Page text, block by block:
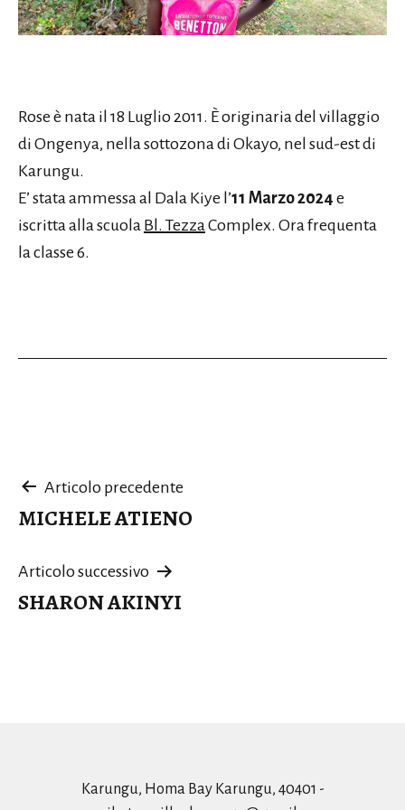
Rose è nata il 18 Luglio 2011. È originaria del villaggio
di Ongenya, nella sottozona di Okayo, nel sud-est di
Karungu.
E’ stata ammessa al Dala Kiye l’11 Marzo 2024 e
iscritta alla scuola Bl. Tezza Complex. Ora frequenta
la classe 6.
Navigazione
articoli
Articolo precedente
MICHELE ATIENO
Articolo successivo
SHARON AKINYI
Karungu, Homa Bay Karungu, 40401 -